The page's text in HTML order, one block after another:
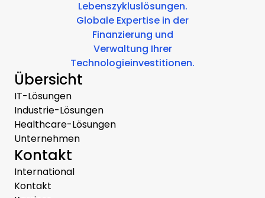
Lebenszykluslösungen.
Globale Expertise in der
Finanzierung und
Verwaltung Ihrer
Technologieinvestitionen.
Übersicht
IT-Lösungen
Industrie-Lösungen
Healthcare-Lösungen
Unternehmen
Kontakt
International
Kontakt